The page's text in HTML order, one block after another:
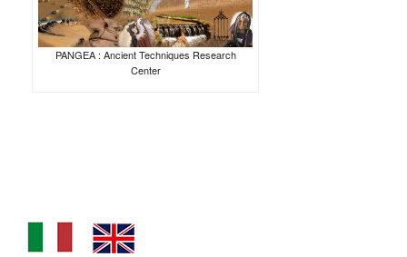
PANGEA : Ancient Techniques Research
Center